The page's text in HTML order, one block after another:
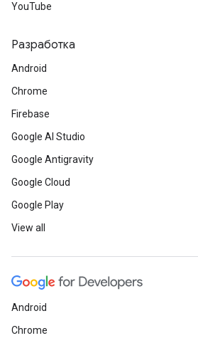
YouTube
Разработка
Android
Chrome
Firebase
Google AI Studio
Google Antigravity
Google Cloud
Google Play
View all
Android
Chrome